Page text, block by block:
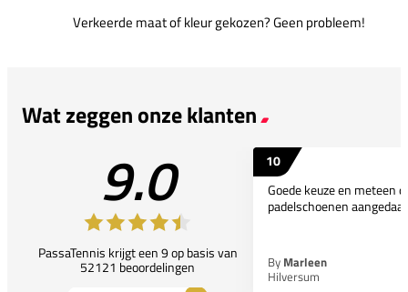
Verkeerde maat of kleur gekozen? Geen probleem!
Wat zeggen onze klanten
9.0
PassaTennis krijgt een 9 op basis van
52121 beoordelingen
10
Goede keuze en meteen
padelschoenen
By Marleen
Hilversum